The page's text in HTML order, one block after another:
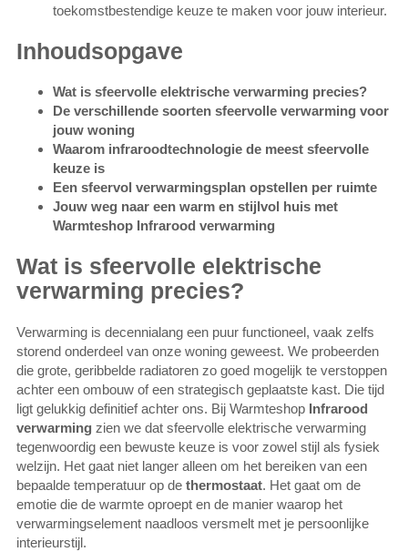
toekomstbestendige keuze te maken voor jouw interieur.
Inhoudsopgave
Wat is sfeervolle elektrische verwarming precies?
De verschillende soorten sfeervolle verwarming voor
jouw woning
Waarom infraroodtechnologie de meest sfeervolle
keuze is
Een sfeervol verwarmingsplan opstellen per ruimte
Jouw weg naar een warm en stijlvol huis met
Warmteshop Infrarood verwarming
Wat is sfeervolle elektrische
verwarming precies?
Verwarming is decennialang een puur functioneel, vaak zelfs
storend onderdeel van onze woning geweest. We probeerden
die grote, geribbelde radiatoren zo goed mogelijk te verstoppen
achter een ombouw of een strategisch geplaatste kast. Die tijd
ligt gelukkig definitief achter ons. Bij Warmteshop Infrarood
verwarming zien we dat sfeervolle elektrische verwarming
tegenwoordig een bewuste keuze is voor zowel stijl als fysiek
welzijn. Het gaat niet langer alleen om het bereiken van een
bepaalde temperatuur op de thermostaat. Het gaat om de
emotie die de warmte oproept en de manier waarop het
verwarmingselement naadloos versmelt met je persoonlijke
interieurstijl.